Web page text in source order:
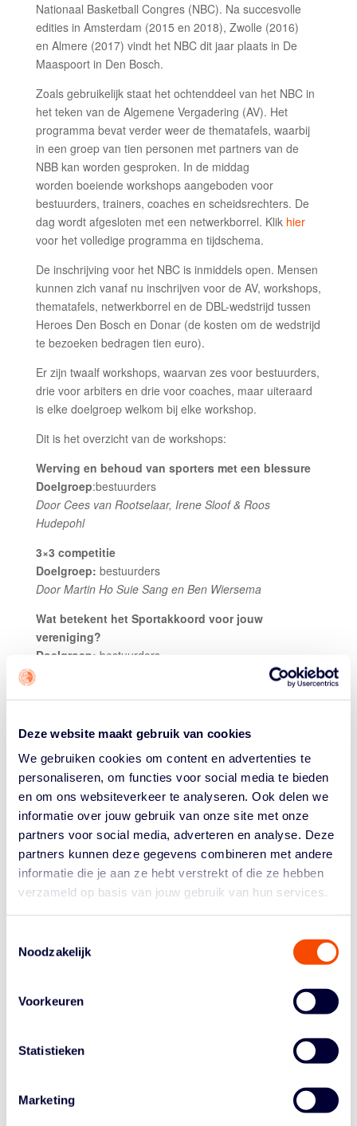
Deze website maakt gebruik van cookies
We gebruiken cookies om content en advertenties te
personaliseren, om functies voor social media te bieden
en om ons websiteverkeer te analyseren. Ook delen we
informatie over jouw gebruik van onze site met onze
partners voor social media, adverteren en analyse. Deze
partners kunnen deze gegevens combineren met andere
informatie die je aan ze hebt verstrekt of die ze hebben
verzameld op basis van jouw gebruik van hun services.
Noodzakelijk
Voorkeuren
Statistieken
Marketing
Nationaal Basketball Congres (NBC). Na succesvolle
edities in Amsterdam (2015 en 2018), Zwolle (2016)
en Almere (2017) vindt het NBC dit jaar plaats in De
Maaspoort in Den Bosch.
Zoals gebruikelijk staat het ochtenddeel van het NBC in
het teken van de Algemene Vergadering (AV). Het
programma bevat verder weer de thematafels, waarbij
in een groep van tien personen met partners van de
NBB kan worden gesproken. In de middag
worden boeiende workshops aangeboden voor
bestuurders, trainers, coaches en scheidsrechters. De
dag wordt afgesloten met een netwerkborrel. Klik hier
voor het volledige programma en tijdschema.
De inschrijving voor het NBC is inmiddels open. Mensen
kunnen zich vanaf nu inschrijven voor de AV, workshops,
thematafels, netwerkborrel en de DBL-wedstrijd tussen
Heroes Den Bosch en Donar (de kosten om de wedstrijd
te bezoeken bedragen tien euro).
Er zijn twaalf workshops, waarvan zes voor bestuurders,
drie voor arbiters en drie voor coaches, maar uiteraard
is elke doelgroep welkom bij elke workshop.
Dit is het overzicht van de workshops:
Werving en behoud van sporters met een blessure
Doelgroep:bestuurders
Door Cees van Rootselaar, Irene Sloof & Roos
Hudepohl
3×3 competitie
Doelgroep: bestuurders
Door Martin Ho Suie Sang en Ben Wiersema
Wat betekent het Sportakkoord voor jouw
vereniging?
Doelgroep: bestuurders
Door Bas van der Heijden, sportformateur
Cultuur geeft energie en zorgt voor de juiste spirit
Doelgroep: bestuurders
Door Herman Beekelaar en Adrie van Wonderen,
basketbalvereniging Crackerjacks
Extra inkomsten door een slimmer sponsorbeleid of
crowdfunding
Doelgroep: bestuurders
Door Rik van Kan, marketingspecialist (SponsorVisie)
Sociale veiligheid
Sport Nederland (NOC*NSF)
Doelgroep:
Doelgroep:
verwacht een coach van een scheidsrechter en